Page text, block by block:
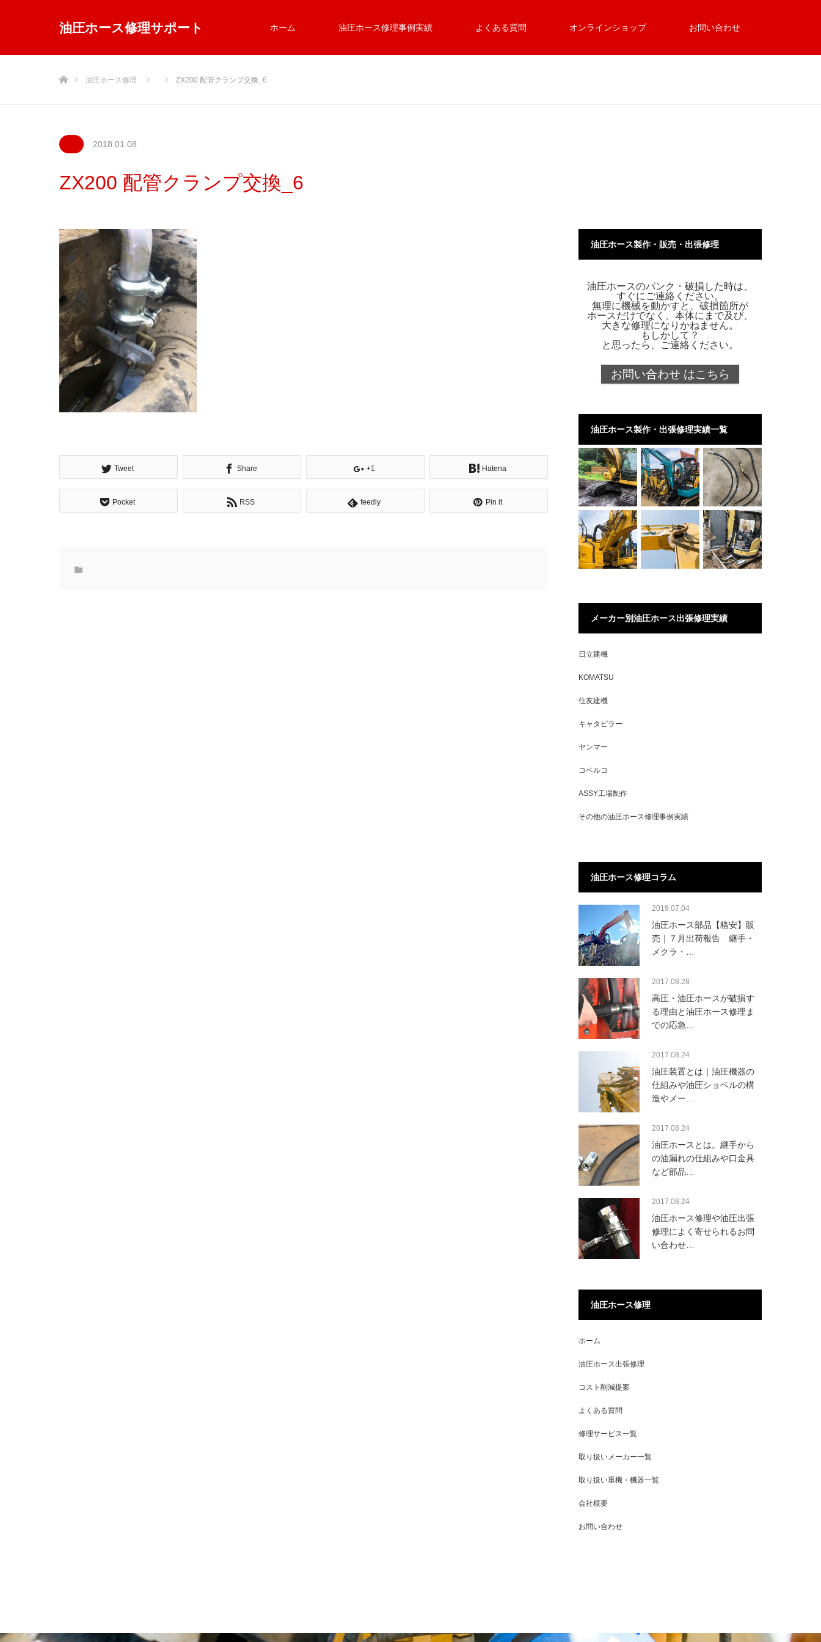
油圧ホース修理サポート ホーム 油圧ホース修理事例実績 よくある質問 オンラインショップ お問い合わせ
油圧ホース修理 ZX200 配管クランプ交換_6
2018.01.08
ZX200 配管クランプ交換_6
Tweet Share +1 Hatena
Pocket RSS feedly Pin it
油圧ホース製作・販売・出張修理
油圧ホースのパンク・破損した時は、
すぐにご連絡ください。
無理に機械を動かすと、破損箇所が
ホースだけでなく、本体にまで及び、
大きな修理になりかねません。
もしかして？
と思ったら、ご連絡ください。
お問い合わせ はこちら
油圧ホース製作・出張修理実績一覧
メーカー別油圧ホース出張修理実績
日立建機
KOMATSU
住友建機
キャタピラー
ヤンマー
コベルコ
ASSY工場制作
その他の油圧ホース修理事例実績
油圧ホース修理コラム
2019.07.04
油圧ホース部品【格安】販
売｜７月出荷報告 継手・
メクラ・…
2017.08.28
高圧・油圧ホースが破損す
る理由と油圧ホース修理ま
での応急…
2017.08.24
油圧装置とは｜油圧機器の
仕組みや油圧ショベルの構
造やメー…
2017.08.24
油圧ホースとは。継手から
の油漏れの仕組みや口金具
など部品…
2017.08.24
油圧ホース修理や油圧出張
修理によく寄せられるお問
い合わせ…
油圧ホース修理
ホーム
油圧ホース出張修理
コスト削減提案
よくある質問
修理サービス一覧
取り扱いメーカー一覧
取り扱い重機・機器一覧
会社概要
お問い合わせ